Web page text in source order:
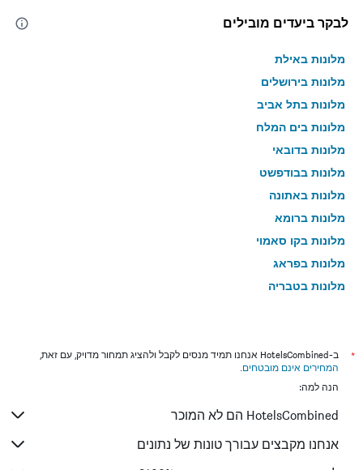
לבקר ביעדים מובילים
מלונות באילת
מלונות בירושלים
מלונות בתל אביב
מלונות בים המלח
מלונות בדובאי
מלונות בבודפשט
מלונות באתונה
מלונות ברומא
מלונות בקו סאמוי
מלונות בפראג
מלונות בטבריה
מלונות בבנגקוק
מלונות בלונדון
מלונות בפאפוס
מלונות בפאטונג
*
ב-HotelsCombined אנחנו תמיד מנסים לקבל ולהציג תמחור מדויק, עם זאת,
המחירים אינם מובטחים.
הנה למה:
HotelsCombined הם לא המוכר
אנחנו מקבצים עבורך טונות של נתונים